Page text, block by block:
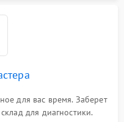
для вас время. Заберет
для диагностики.